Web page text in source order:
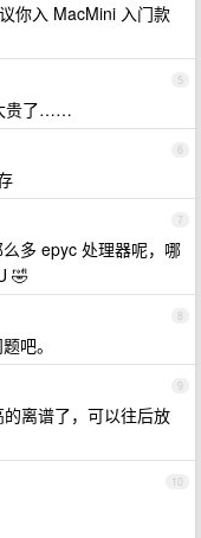
你入 MacMini 入门款
5
贵了……
6
7
多 epyc 处理器呢，哪
🤣
8
吧。
9
离谱了，可以往后放
10